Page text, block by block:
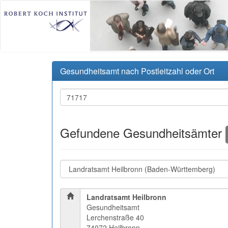
Gesundheitsamt nach Postleitzahl oder Ort
Gefundene Gesundheitsämter
Landratsamt Heilbronn
Gesundheitsamt
Lerchenstraße 40